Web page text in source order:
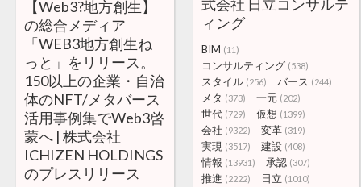
式会社 日立コンサルテ
ィング
BIM (11)
コンサルティング (538)
スタイル (256) バース (244)
メタ (373) 一元 (202)
世代 (729) 仮想 (1399)
会社 (9322) 変革 (319)
実現 (3517) 建設 (408)
情報 (13931) 承認 (307)
推進 (2222) 日立 (1010)
【Web3?地方創生】
の総合メディア
「WEB3地方創生ね
っと」をリリース。
150以上の企業・自治
体のNFT/メタバース
活用事例集でWeb3啓
蒙へ | 株式会社
ICHIZEN HOLDINGS
のプレスリリース